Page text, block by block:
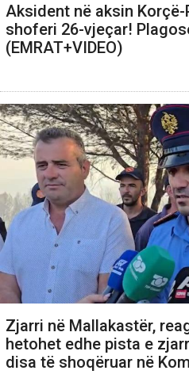
Aksident në aksin
shoferi 26-vjeçar!
(EMRAT+VIDEO)
Zjarri në Mallakastër,
hetohet edhe pista e
disa të shoqëruar në